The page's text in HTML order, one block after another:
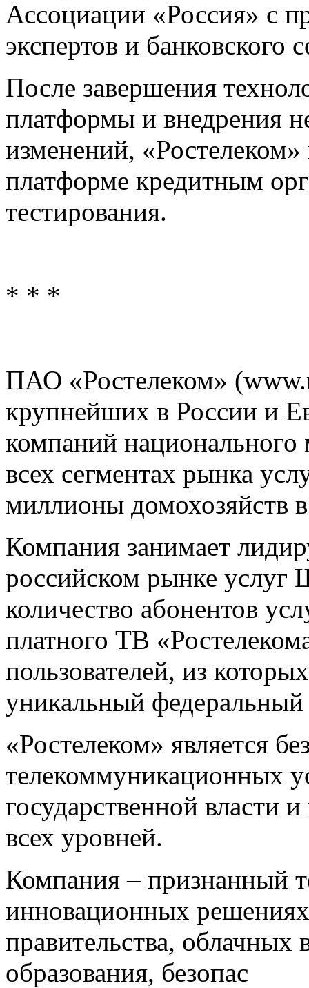
Ассоциации «Россия» с
экспертов и банковского
После завершения
платформы и внедрения
изменений, «Ростелеком»
платформе кредитным
тестирования.
* * *
ПАО «Ростелеком»
крупнейших в России и
компаний
всех сегментах рынка
миллионы домохозяйств
Компания занимает
российском рынке услуг
количество абонентов
платного ТВ
пользователей, из
уникальный
«Ростелеком» является
телекоммуникационных
государственной власти
всех уровней.
Компания – признанный
инновационных решениях
правительства,
образования, безопас